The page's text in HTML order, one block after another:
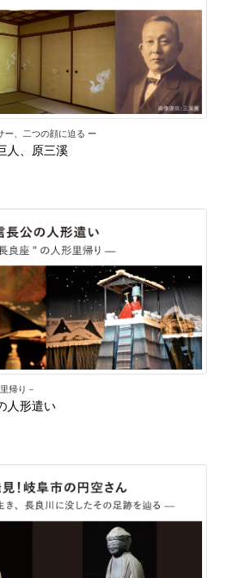
ー、二つの顔に迫る ー
人、原三溪
帰り－
人形遣い